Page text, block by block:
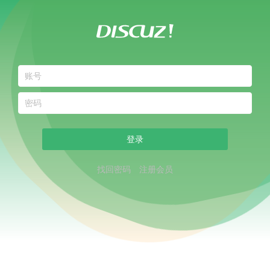
登录
找回密码 注册会员